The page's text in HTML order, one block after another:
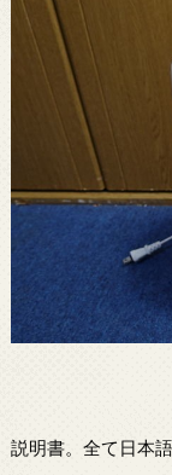
説明書。全て日本語